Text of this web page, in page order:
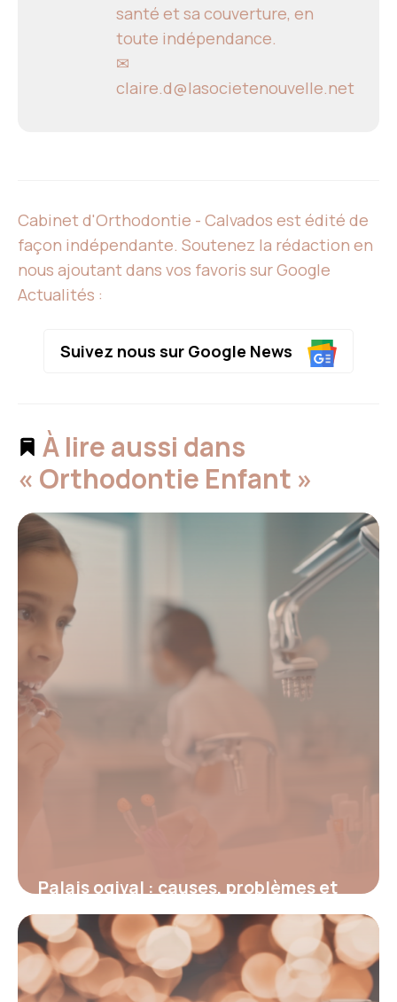
santé et sa couverture, en
toute indépendance.
✉
claire.d@lasocietenouvelle.net
Cabinet d'Orthodontie - Calvados est édité de
façon indépendante. Soutenez la rédaction en
nous ajoutant dans vos favoris sur Google
Actualités :
Suivez nous sur Google News
À lire aussi dans
« Orthodontie Enfant »
Palais ogival : causes, problèmes et
solutions orthodontiques efficaces
5 mars 2026